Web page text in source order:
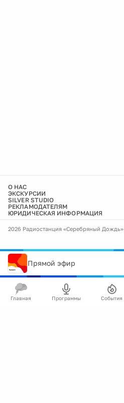
О НАС
ЭКСКУРСИИ
SILVER STUDIO
РЕКЛАМОДАТЕЛЯМ
ЮРИДИЧЕСКАЯ ИНФОРМАЦИЯ
2026 Радиостанция «Серебряный Дождь»
Прямой эфир
Главная Программы События